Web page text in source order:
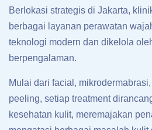
Berlokasi strategis di Jakarta,
berbagai layanan perawatan
teknologi modern dan dikelola
berpengalaman.
Mulai dari facial,
peeling, setiap treatment
kesehatan kulit, meremajakan